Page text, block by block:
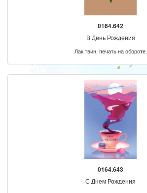
0164.642
В День Рождения
Лак твин, печать на обороте.
0164.643
С Днем Рождения